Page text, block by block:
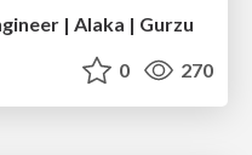
| Alaka | Gurzu
0 270